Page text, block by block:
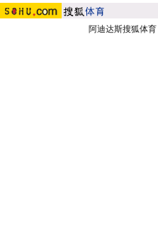
阿迪达斯搜狐体育